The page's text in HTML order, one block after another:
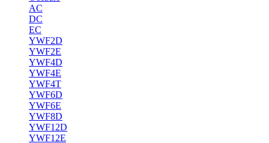
AC
DC
EC
YWF2D
YWF2E
YWF4D
YWF4E
YWF4T
YWF6D
YWF6E
YWF8D
YWF12D
YWF12E